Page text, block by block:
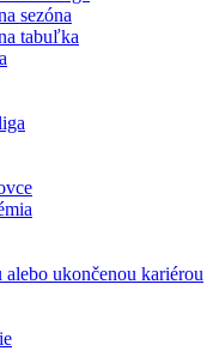
sezóna
tabuľka
alebo ukončenou kariérou